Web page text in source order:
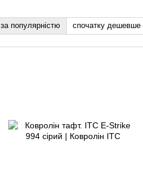
за популярністю спочатку дешевше